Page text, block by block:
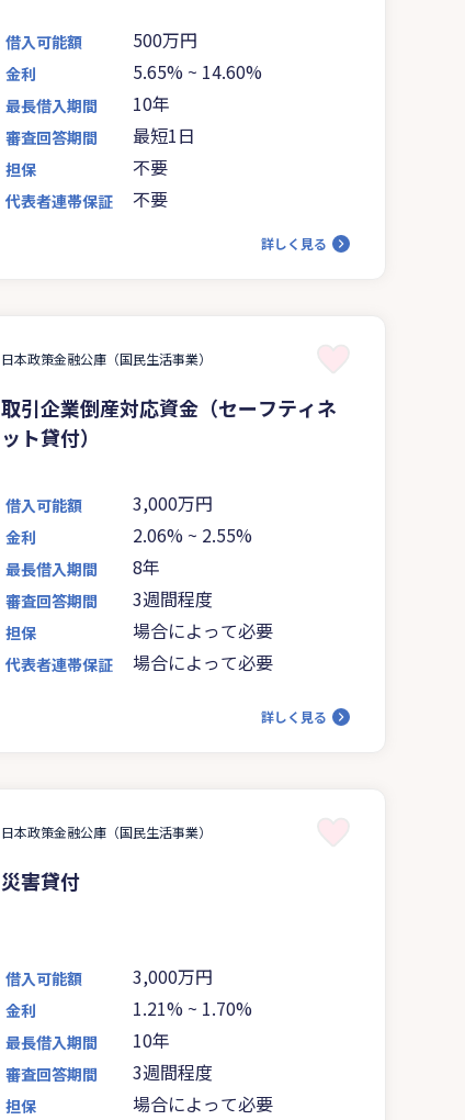
借入可能額 500万円
金利 5.65% ~ 14.60%
最長借入期間 10年
審査回答期間 最短1日
担保 不要
代表者連帯保証 不要
詳しく見る
日本政策金融公庫（国民生活事業）
取引企業倒産対応資金（セーフティネ
ット貸付）
借入可能額 3,000万円
金利 2.06% ~ 2.55%
最長借入期間 8年
審査回答期間 3週間程度
担保 場合によって必要
代表者連帯保証 場合によって必要
詳しく見る
日本政策金融公庫（国民生活事業）
災害貸付
借入可能額 3,000万円
金利 1.21% ~ 1.70%
最長借入期間 10年
審査回答期間 3週間程度
担保 場合によって必要